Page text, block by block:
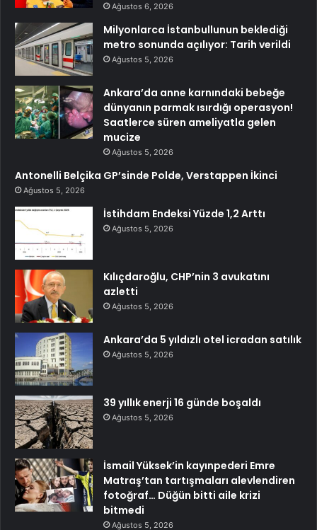
Ağustos 6, 2026
Milyonlarca İstanbullunun beklediği
metro sonunda açılıyor: Tarih verildi
Ağustos 5, 2026
Ankara’da anne karnındaki bebeğe
dünyanın parmak ısırdığı operasyon!
Saatlerce süren ameliyatla gelen
mucize
Ağustos 5, 2026
Antonelli Belçika GP’sinde Polde, Verstappen İkinci
Ağustos 5, 2026
İstihdam Endeksi Yüzde 1,2 Arttı
Ağustos 5, 2026
Kılıçdaroğlu, CHP’nin 3 avukatını
azletti
Ağustos 5, 2026
Ankara’da 5 yıldızlı otel icradan satılık
Ağustos 5, 2026
39 yıllık enerji 16 günde boşaldı
Ağustos 5, 2026
İsmail Yüksek’in kayınpederi Emre
Matraş’tan tartışmaları alevlendiren
fotoğraf… Düğün bitti aile krizi
bitmedi
Ağustos 5, 2026